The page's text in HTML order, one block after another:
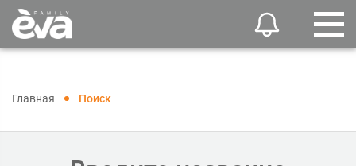
Главная Поиск